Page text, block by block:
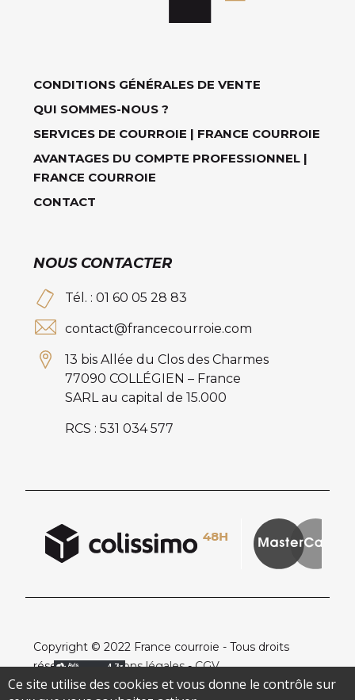
CONDITIONS GÉNÉRALES DE VENTE
QUI SOMMES-NOUS ?
SERVICES DE COURROIE | FRANCE COURROIE
AVANTAGES DU COMPTE PROFESSIONNEL |
FRANCE COURROIE
CONTACT
NOUS CONTACTER
Tél. : 01 60 05 28 83
contact@francecourroie.com
13 bis Allée du Clos des Charmes
77090 COLLÉGIEN – France
SARL au capital de 15.000
RCS : 531 034 577
Copyright © 2022 France courroie - Tous droits
réservés -
Mentions légales-CGV
Ce site utilise des cookies et vous donne le contrôle sur